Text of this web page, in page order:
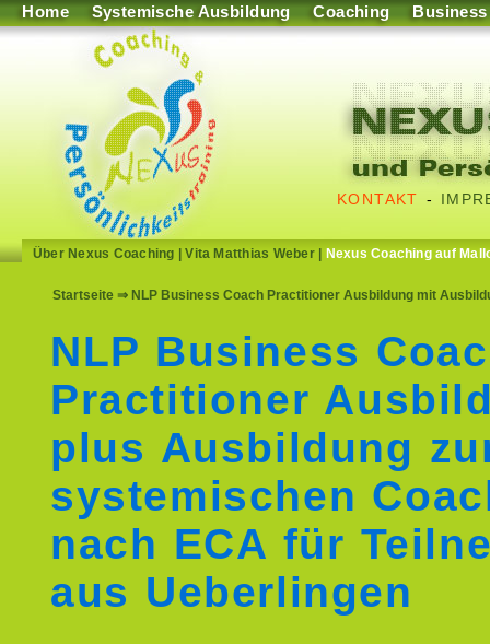
Home Systemische Ausbildung Coaching Business
KONTAKT -
Über Nexus Coaching |Vita Matthias Weber| Nexus Coaching auf
Startseite ⇒ NLP Business Coach Practitioner Ausbildung mit
NLP Business
Practitioner
plus Ausbildung
systemischen
nach ECA für
aus Ueberlingen